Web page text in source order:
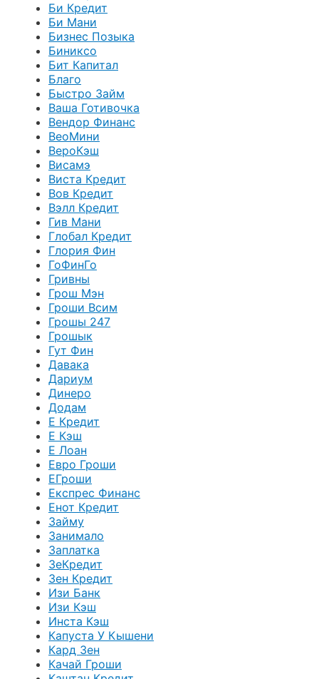
Би Кредит
Би Мани
Бизнес Позыка
Биниксо
Бит Капитал
Благо
Быстро Займ
Ваша Готивочка
Вендор Финанс
ВеоМини
ВероКэш
Висамэ
Виста Кредит
Вов Кредит
Вэлл Кредит
Гив Мани
Глобал Кредит
Глория Фин
ГоФинГо
Гривны
Грош Мэн
Гроши Всим
Грошы 247
Грошык
Гут Фин
Давака
Дариум
Динеро
Додам
Е Кредит
Е Кэш
Е Лоан
Евро Гроши
ЕГроши
Експрес Финанс
Енот Кредит
Займу
Занимало
Заплатка
ЗеКредит
Зен Кредит
Изи Банк
Изи Кэш
Инста Кэш
Капуста У Кышени
Кард Зен
Качай Гроши